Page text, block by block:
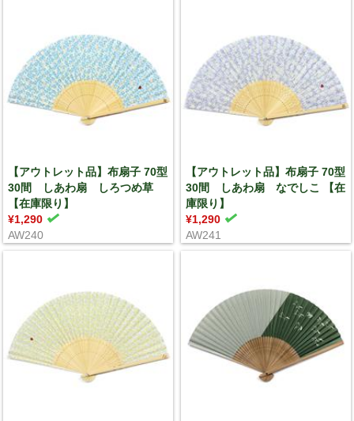
【アウトレット品】布扇子 70型
30間 しあわ扇 しろつめ草
【在庫限り】
¥1,290
AW240
【アウトレット品】布扇子 70型
30間 しあわ扇 なでしこ 【在
庫限り】
¥1,290
AW241